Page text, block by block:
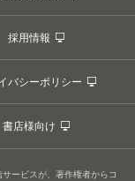
採用情報
バシーポリシー
書店様向け
ービスが、著作権者からコ